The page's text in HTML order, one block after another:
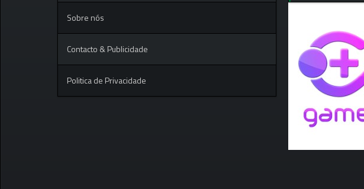
Sobre nós
Contacto & Publicidade
Politica de Privacidade